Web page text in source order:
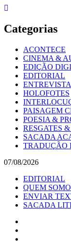
Skip
content
Categorias
ACONTECE
CINEMA &
EDIÇÃO
EDITORIAL
HOLOFOTES
PAISAGEM
POESIA &
RESGATES
SACADA
TRADUÇÃO
07/08/2026
EDITORIAL
QUEM
ENVIAR
SACADA